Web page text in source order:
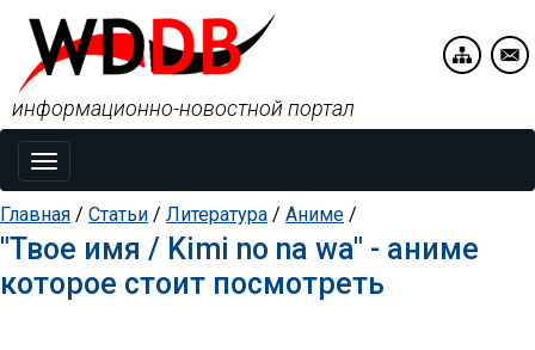
Toggle
navigation
информационно-новостной портал
Главная / Статьи / Литература / Аниме /
"Твое имя / Kimi no na wa" - аниме
которое стоит посмотреть